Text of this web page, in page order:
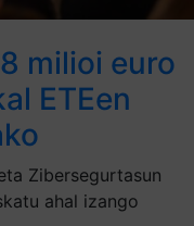
milioi euro
ETEen
Zibersegurtasun
ahal izango